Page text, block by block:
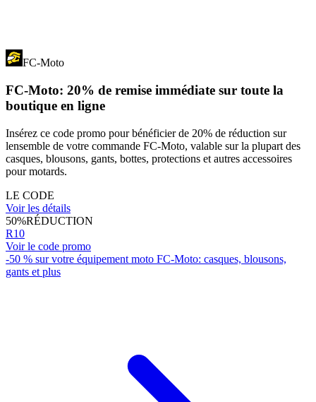
FC-Moto
FC-Moto: 20% de remise immédiate sur toute la
boutique en ligne
Insérez ce code promo pour bénéficier de 20% de réduction sur
lensemble de votre commande FC-Moto, valable sur la plupart des
casques, blousons, gants, bottes, protections et autres accessoires
pour motards.
LE CODE
Voir les détails
50%RÉDUCTION
R10
Voir le code promo
-50 % sur votre équipement moto FC-Moto: casques, blousons,
gants et plus